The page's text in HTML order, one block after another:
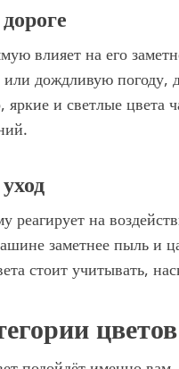
влияет на его
дождливую погоду,
и светлые цвета
реагирует на
заметнее пыль и
стоит учитывать,